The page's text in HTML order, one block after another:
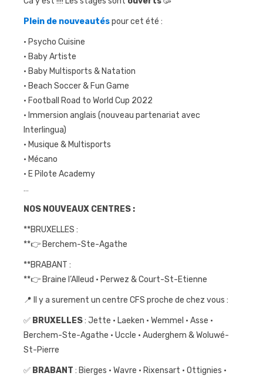
Journées
Contact
Plein de nouveautéspour cet été :
• Psycho Cuisine
• Baby Artiste
• Baby Multisports & Natation
• Beach Soccer & Fun Game
• Football Road to World Cup 2022
• Immersion anglais (nouveau partenariat avec
Interlingua)
• Musique & Multisports
• Mécano
• E Pilote Academy
…
NOS NOUVEAUX CENTRES :
**BRUXELLES :
**👉 Berchem-Ste-Agathe
**BRABANT :
**👉 Braine l’Alleud • Perwez & Court-St-Etienne
📍 Il y a surement un centre CFS proche de chez vous :
✅ BRUXELLES: Jette • Laeken • Wemmel • Asse •
Berchem-Ste-Agathe • Uccle • Auderghem & Woluwé-
St-Pierre
✅ BRABANT : Bierges • Wavre • Rixensart • Ottignies •